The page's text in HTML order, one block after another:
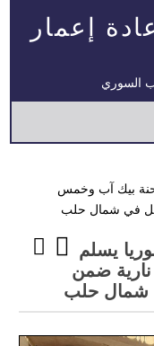
إعمار
السوري
بيك آب وخمس
في شمال حلب
يسلم
ضمن
شمال حلب